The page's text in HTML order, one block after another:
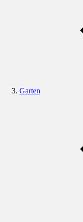
Garten